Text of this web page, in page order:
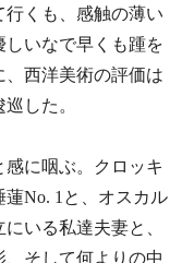
くも、感触の薄い
いなで早くも踵を
西洋美術の評価は
した。
に咽ぶ。クロッキ
No. 1と、オスカル
いる私達夫妻と、
そして何よりの中